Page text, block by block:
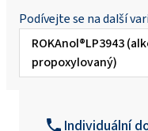
Podívejte se na další
ROKAnol®LP3943
propoxylovaný)
Individuální